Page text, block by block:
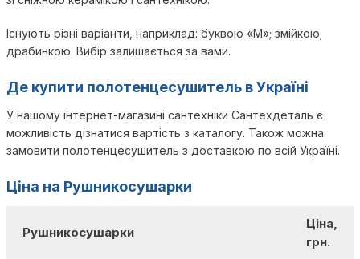
Існують різні варіанти, наприклад: буквою «М»; змійкою;
драбинкою. Вибір залишається за вами.
Де купити полотенцесушитель в Україні
У нашому інтернет-магазині сантехніки Сантехдеталь є
можливість дізнатися вартість з каталогу. Також можна
замовити полотенцесушитель з доставкою по всій Україні.
Ціна на Рушникосушарки
Рушникосушарки
Ціна,
грн.